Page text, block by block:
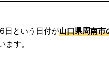
日という日付が山口県周南市
ます。